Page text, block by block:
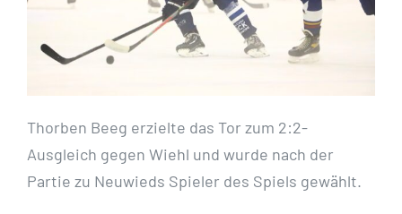
Thorben Beeg erzielte das Tor zum 2:2-
Ausgleich gegen Wiehl und wurde nach der
Partie zu Neuwieds Spieler des Spiels gewählt.